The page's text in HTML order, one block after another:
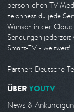
persönlichen TV
zeichnest du jede
Wunsch in der
Sendungen jederzeit
Smart-TV - weltweit!
Partner: Deutsche
ÜBER YOUTV
News &